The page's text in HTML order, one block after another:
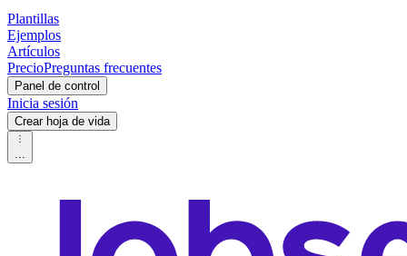
Plantillas
Ejemplos
Artículos
PrecioPreguntas frecuentes
Panel de control
Inicia sesión
Crear hoja de vida
...